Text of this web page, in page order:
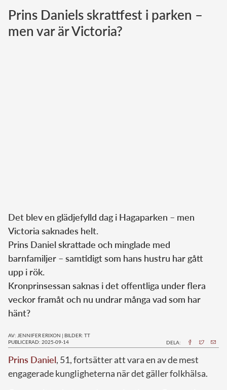
Norska kungahuset
Danska kungahuset
Prins Daniels skrattfest i parken –
men var är Victoria?
Det blev en glädjefylld dag i Hagaparken – men
Victoria saknades helt.
Prins Daniel skrattade och minglade med
barnfamiljer – samtidigt som hans hustru har gått
upp i rök.
Kronprinsessan saknas i det offentliga under flera
veckor framåt och nu undrar många vad som har
hänt?
AV: JENNIFER ERIXON | BILDER: TT
PUBLICERAD: 2025-09-14
DELA:
Prins Daniel, 51, fortsätter att vara en av de mest
engagerade kungligheterna när det gäller folkhälsa.